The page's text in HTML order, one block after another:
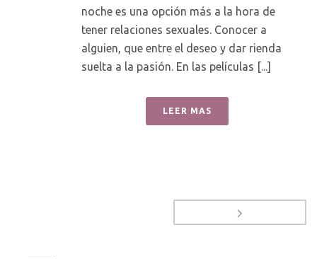
noche es una opción más a la hora de
tener relaciones sexuales. Conocer a
alguien, que entre el deseo y dar rienda
suelta a la pasión. En las películas [...]
LEER MAS